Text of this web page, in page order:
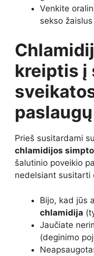
Venkite
sekso
kreiptis į
Prieš susitardami
chlamidijos
šalutinio poveikio
nedelsiant susitarti
Bijo, kad jūs
chlamidija
Jaučiate
(deginimo